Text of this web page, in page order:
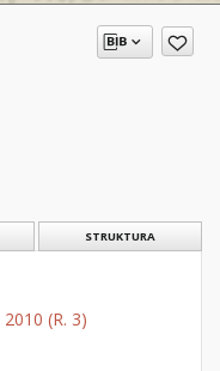
STRUKTURA
(R. 3)